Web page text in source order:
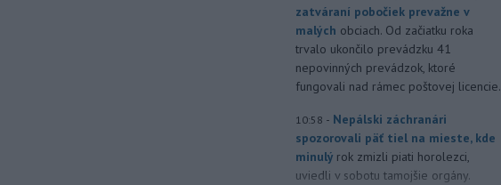
zatváraní pobočiek prevažne v
malých obciach. Od začiatku roka
trvalo ukončilo prevádzku 41
nepovinných prevádzok, ktoré
fungovali nad rámec poštovej licencie.
10:58 - Nepálski záchranári
spozorovali päť tiel na mieste, kde
minulý rok zmizli piati horolezci,
uviedli v sobotu tamojšie orgány.